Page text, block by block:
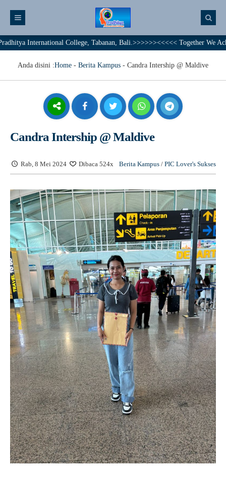
College, Tabanan, Bali.>>>>>><<<<< Together We Achieve
Anda disini :Home - Berita Kampus - Candra Intership @ Maldive
Candra Intership @ Maldive
Rab, 8 Mei 2024 Dibaca 524x Berita Kampus / PIC Lover's Sukses